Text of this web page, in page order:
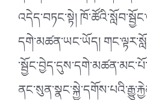
འདེད་བཏང་སྟེ།
དགེ་མཚན་ཡང་ཡོད།